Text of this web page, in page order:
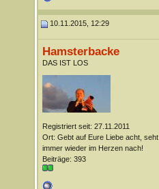
10.11.2015, 12:29
Hamsterbacke
DAS IST LOS
Registriert seit: 27.11.2011
Ort: Gebt auf Eure Liebe acht, seht
immer wieder im Herzen nach!
Beiträge: 393